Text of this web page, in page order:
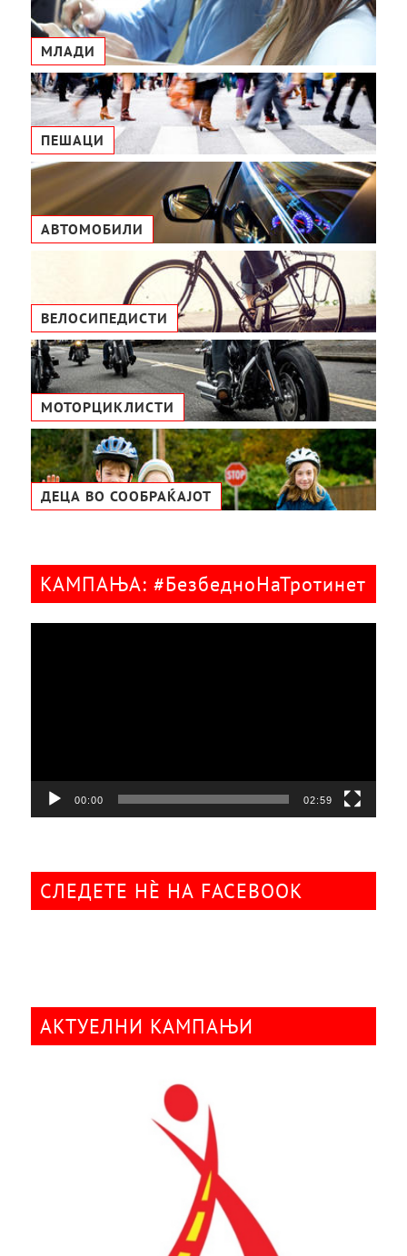
МЛАДИ
ПЕШАЦИ
АВТОМОБИЛИ
ВЕЛОСИПЕДИСТИ
МОТОРЦИКЛИСТИ
ДЕЦА ВО СООБРАЌАЈОТ
КАМПАЊА: #БезбедноНаТротинет
00:00 02:59
СЛЕДЕТЕ НÈ НА FACEBOOK
АКТУЕЛНИ КАМПАЊИ